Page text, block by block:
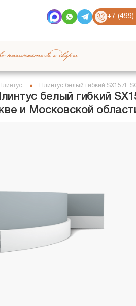
+7
начинается с двери
Плинтус Плинтус белый гибкий SX157F
белый гибкий
и Московской